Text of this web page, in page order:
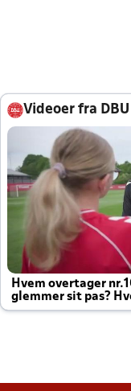
Videoer fra DBU
Hvem overtager
glemmer sit pas?
altid til efter